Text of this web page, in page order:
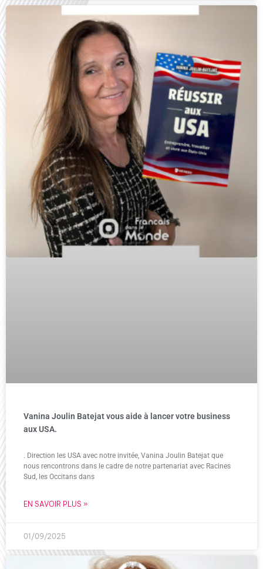
Vanina Joulin Batejat vous aide à lancer votre business
aux USA.
. Direction les USA avec notre invitée, Vanina Joulin Batejat que
nous rencontrons dans le cadre de notre partenariat avec Racines
Sud, les Occitans dans
EN SAVOIR PLUS »
01/09/2025